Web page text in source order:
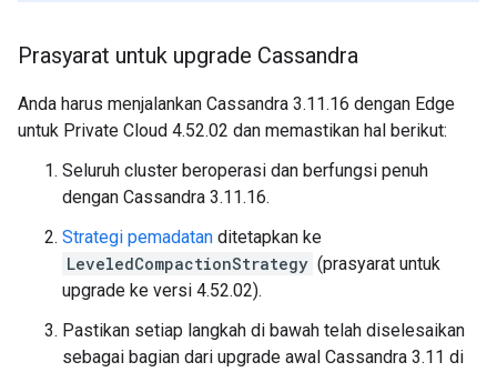
Prasyarat untuk upgrade Cassandra
Anda harus menjalankan Cassandra 3.11.16 dengan Edge
untuk Private Cloud 4.52.02 dan memastikan hal berikut:
Seluruh cluster beroperasi dan berfungsi penuh
dengan Cassandra 3.11.16.
Strategi pemadatan ditetapkan ke
LeveledCompactionStrategy (prasyarat untuk
upgrade ke versi 4.52.02).
Pastikan setiap langkah di bawah telah diselesaikan
sebagai bagian dari upgrade awal Cassandra 3.11 di